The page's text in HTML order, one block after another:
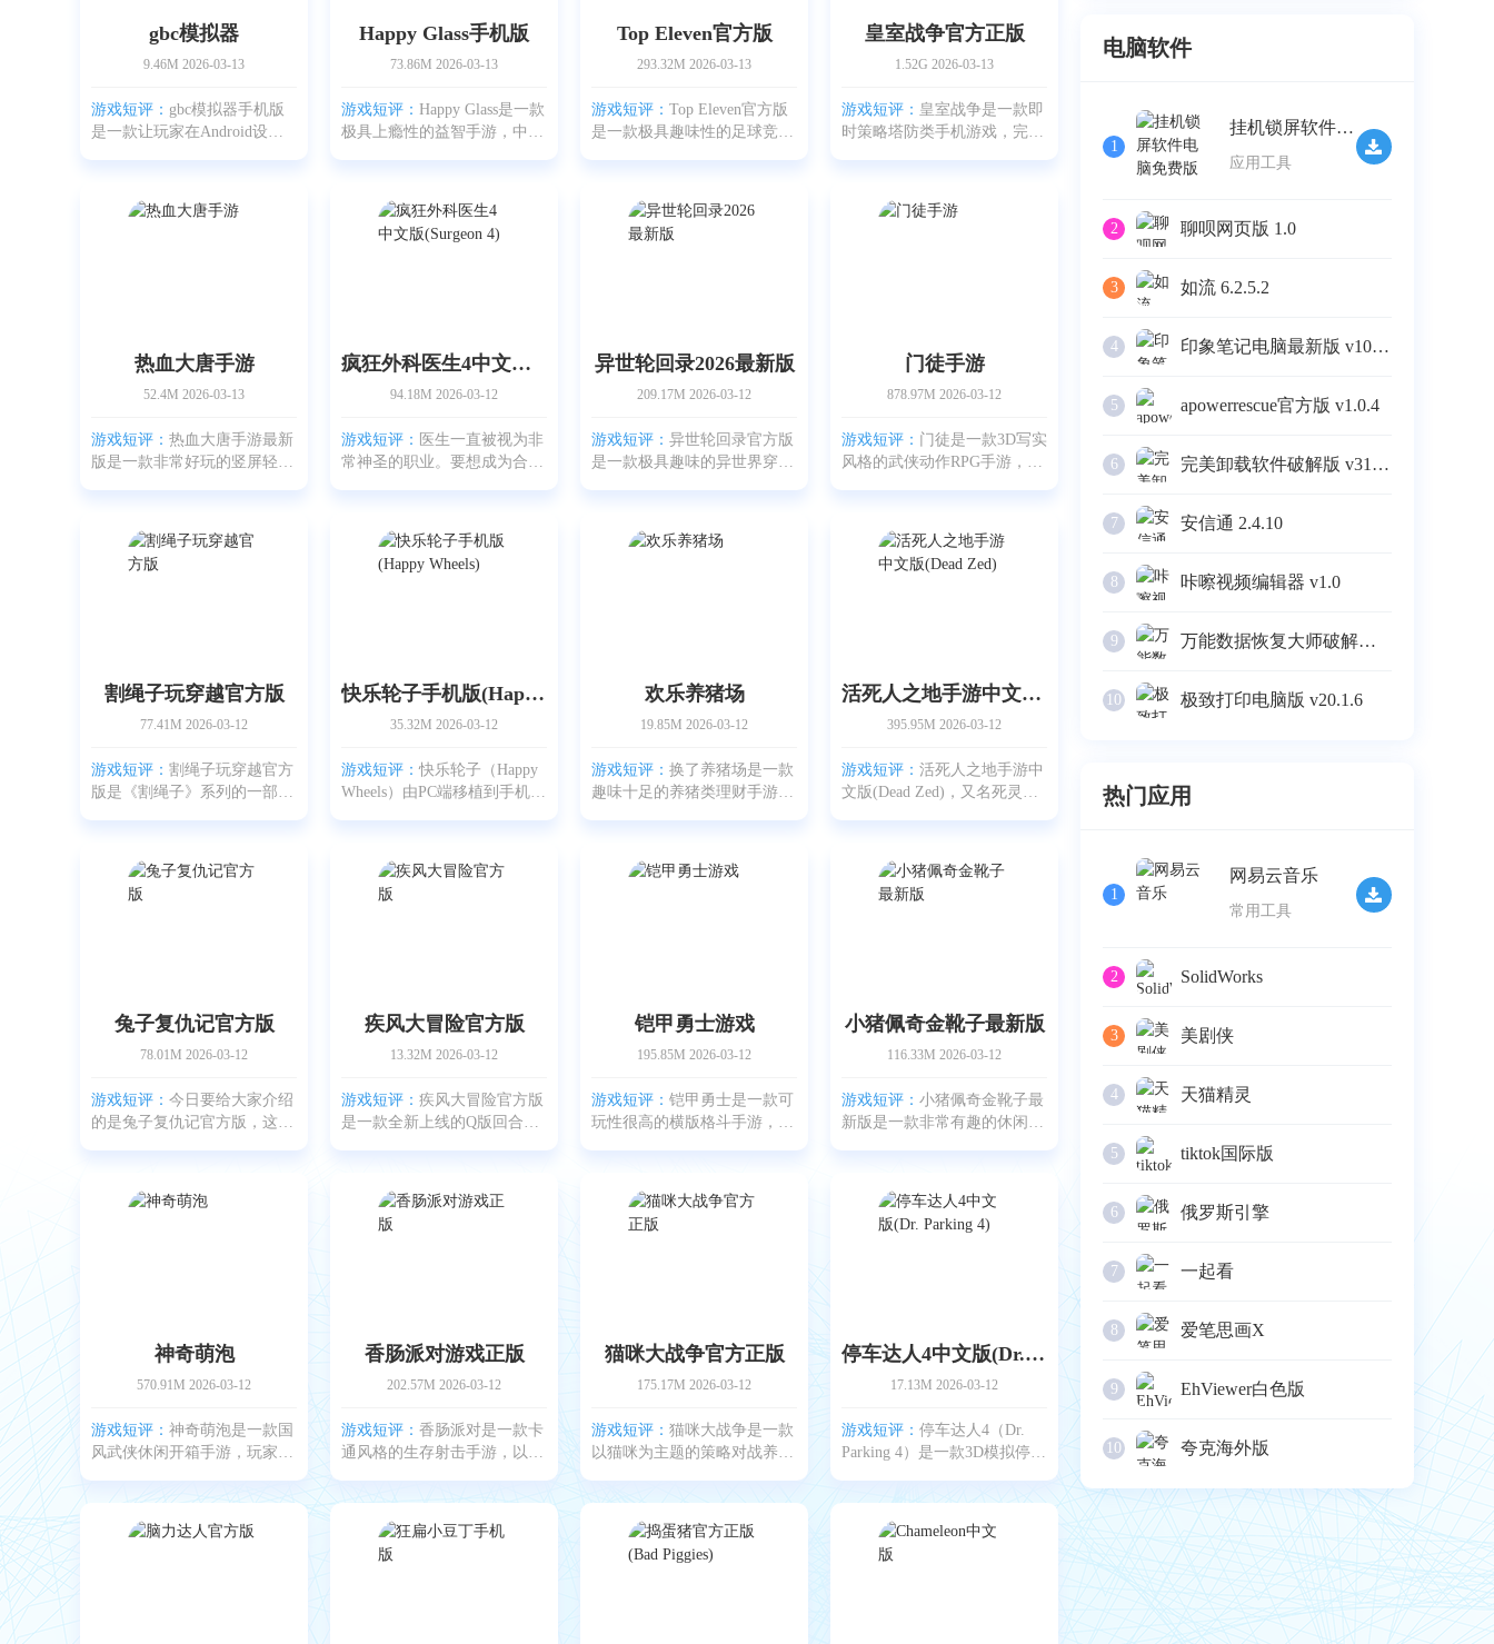
gbc模拟器
9.46M 2026-03-13
游戏短评： gbc模拟器手机版
是一款让玩家在Android设备
是常说的My OldBoy模拟器，
全名My OldBoy! Emulator。它
Happy Glass手机版
73.86M 2026-03-13
游戏短评： Happy Glass是一款
极具上瘾性的益智手游，中文
轨迹流向杯中，从而让杯子露
出笑脸。游戏采用了真实的物
理引擎，关卡难度多样，
Top Eleven官方版
293.32M 2026-03-13
游戏短评： Top Eleven官方版
是一款极具趣味性的足球竞技
作。从成立球队、发掘球员到
签约与引援，全都由你来决
策。想把心水球员引入阵
皇室战争官方正版
1.52G 2026-03-13
游戏短评： 皇室战争是一款即
时策略塔防类手机游戏，完美
即时战略、MOBA与经典卡牌
玩法，因此自上线以来便受到
热血大唐手游
52.4M 2026-03-13
游戏短评： 热血大唐手游最新
版是一款非常好玩的竖屏轻中
年，在隋末到唐初的动荡年代
崭露锋芒。经过重重选拔后，
你将脱颖而出，踏入朝堂，开
疯狂外科医生4中文版(Surgeon 4)
94.18M 2026-03-12
游戏短评： 医生一直被视为非
常神圣的职业。要想成为合格
拟世界体验一次当外科医生的
角色，可以尝试疯狂外科医生
4中文版。这款模拟
异世轮回录2026最新版
209.17M 2026-03-12
游戏短评： 异世轮回录官方版
是一款极具趣味的异世界穿越
赖华丽特效，画面带有复古温
暖的味道，通过文字化的场景
门徒手游
878.97M 2026-03-12
游戏短评： 门徒是一款3D写实
风格的武侠动作RPG手游，曾
封神秘来信前往K城，在这座
城市收徒授艺并寻找弟弟胡贾
的行踪，由此展开一段前所未
割绳子玩穿越官方版
77.41M 2026-03-12
游戏短评： 割绳子玩穿越官方
版是《割绳子》系列的一部作
动屏幕就能完成关卡挑战。每
个关卡在玩法上都有独特设
计，适合各年龄层的玩
快乐轮子手机版(Happy Wheels)
35.32M 2026-03-12
游戏短评：快乐轮子（Happy
Wheels）由PC端移植到手机
PC版本差别不大。亮点不在视
觉表现，而是那种让人又气又
笑的玩法。游戏机制很直观：
欢乐养猪场
19.85M 2026-03-12
游戏短评： 换了养猪场是一款
趣味十足的养猪类理财手游，
长为大猪，再进行合成或回收
来获得收益，体验经营带来的
活死人之地手游中文版(Dead Zed)
395.95M 2026-03-12
游戏短评： 活死人之地手游中
文版(Dead Zed)，又名死灵奇
片末日废土，这里爆发了一场
前所未有的丧尸危机，到处都
是行尸走肉。玩家要在恶
兔子复仇记官方版
78.01M 2026-03-12
游戏短评： 今日要给大家介绍
的是兔子复仇记官方版，这款
轻松又有趣的解谜体验。故事
围绕兔子向愤怒的农夫 Lester
疾风大冒险官方版
13.32M 2026-03-12
游戏短评： 疾风大冒险官方版
是一款全新上线的Q版回合制
角色形象清新可爱。玩法保留
经典塔防精髓，在烧脑策略和
操作比拼的基础上，融合
铠甲勇士游戏
195.85M 2026-03-12
游戏短评： 铠甲勇士是一款可
玩性很高的横版格斗手游，采
动画和道具都忠实还原原作设
定。玩家需要操控勇士一路清
除敌人，通过各个关卡
小猪佩奇金靴子最新版
116.33M 2026-03-12
游戏短评： 小猪佩奇金靴子最
新版是一款非常有趣的休闲手
经典形象打造。那张有点像电
吹风的脸配上标志性的笑容，
会给玩家带来别样的欢
神奇萌泡
570.91M 2026-03-12
游戏短评： 神奇萌泡是一款国
风武侠休闲开箱手游，玩家可
争夺武林地位。游戏中需要经
常查看各位侠客送来的拜帖，
碰到新侠客时比对战力与资
香肠派对游戏正版
202.57M 2026-03-12
游戏短评： 香肠派对是一款卡
通风格的生存射击手游，以吃
以操控可爱又搞怪的香肠人，
在多样地图中展开对抗，体验
丰富的武器与载具，搭配宠物
与技能，玩家还能自由定制
猫咪大战争官方正版
175.17M 2026-03-12
游戏短评： 猫咪大战争是一款
以猫咪为主题的策略对战养成
剧情，获得大量玩家喜爱。玩
家可自由组合不同猫咪组成队
伍，在战斗过程中点击
停车达人4中文版(Dr. Parking 4)
17.13M 2026-03-12
游戏短评： 停车达人4（Dr.
Parking 4）是一款3D模拟停车
更有真实感。操作方式比较直
观，玩家通过屏幕上的方向盘
与油门、刹车按钮控制车
电脑软件
1
挂机锁屏软件电脑免费版 v2.32
应用工具
2 聊呗网页版 1.0
3 如流 6.2.5.2
4 印象笔记电脑最新版 v10.4.4
5 apowerrescue官方版 v1.0.4
6 完美卸载软件破解版 v31.16
7 安信通 2.4.10
8 咔嚓视频编辑器 v1.0
9 万能数据恢复大师破解版 v6.3
10 极致打印电脑版 v20.1.6
热门应用
1
网易云音乐
常用工具
2 SolidWorks
3 美剧侠
4 天猫精灵
5 tiktok国际版
6 俄罗斯引擎
7 一起看
8 爱笔思画X
9 EhViewer白色版
10 夸克海外版